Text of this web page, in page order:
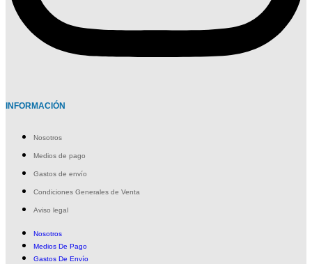
INFORMACIÓN
Nosotros
Medios de pago
Gastos de envío
Condiciones Generales de Venta
Aviso legal
Nosotros
Medios De Pago
Gastos De Envío